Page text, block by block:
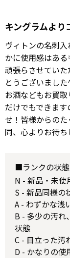
キングラムより
ヴィトンの名刺
かに使用感はあ
頑張らさせてい
とうございまし
お酒などもお買
だけでもできま
せ！皆様からの
同、心よりお待ち
■ランクの状態
N - 新品・未使
S - 新品同様の
A - わずかな浅
B - 多少の汚れ
状態
C - 目立った汚
D - かなりの使